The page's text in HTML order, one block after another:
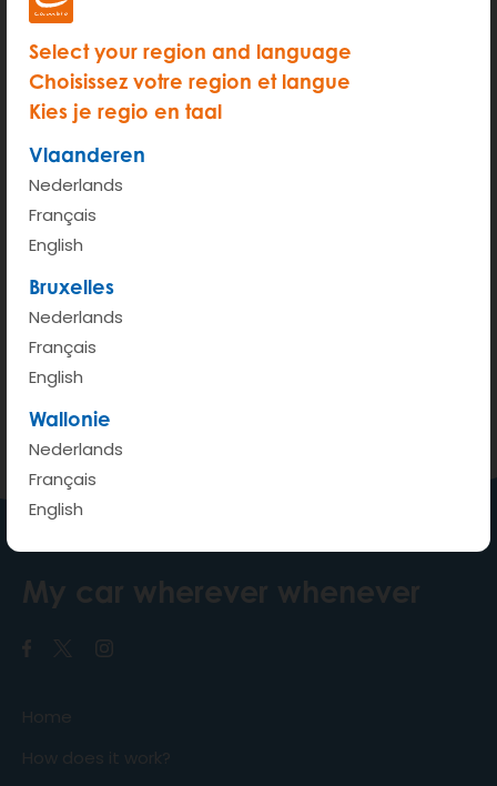
Select your region and language
Choisissez votre region et langue
Kies je regio en taal
Vlaanderen
Nederlands
Français
English
Bruxelles
Nederlands
Français
English
Wallonie
Nederlands
Français
English
View on Google Maps
My car wherever whenever
Home
How does it work?